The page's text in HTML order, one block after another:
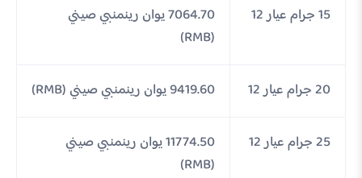
15 جرام عيار 12
7064.70 يوان رينمنبي صيني
(RMB)
20 جرام عيار 12 9419.60 يوان رينمنبي صيني (RMB)
25 جرام عيار 12
11774.50 يوان رينمنبي صيني
(RMB)